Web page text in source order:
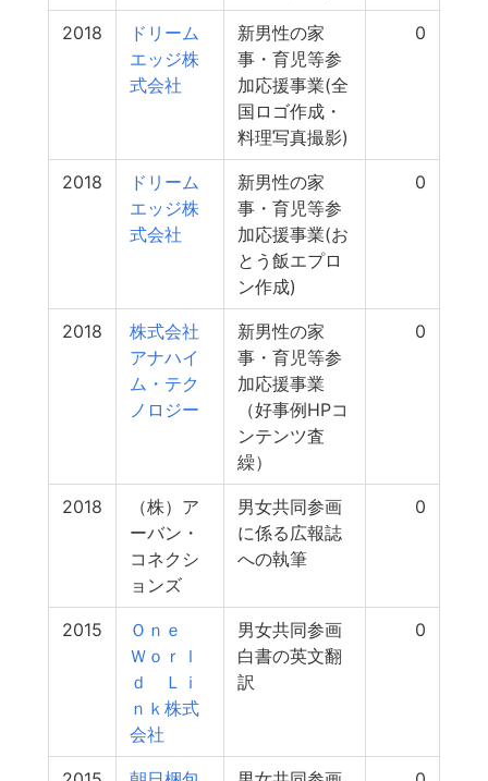
2018
ドリーム
エッジ株
式会社
新男性の家
事・育児等参
加応援事業(全
国ロゴ作成・
料理写真撮影)
0
2018
ドリーム
エッジ株
式会社
新男性の家
事・育児等参
加応援事業(お
とう飯エプロ
ン作成)
0
2018
株式会社
アナハイ
ム・テク
ノロジー
新男性の家
事・育児等参
加応援事業
（好事例HPコ
ンテンツ査
繰）
0
2018
（株）ア
ーバン・
コネクシ
ョンズ
男女共同参画
に係る広報誌
への執筆
0
2015
Ｏｎｅ
Ｗｏｒｌ
ｄ Ｌｉ
ｎｋ株式
会社
男女共同参画
白書の英文翻
訳
0